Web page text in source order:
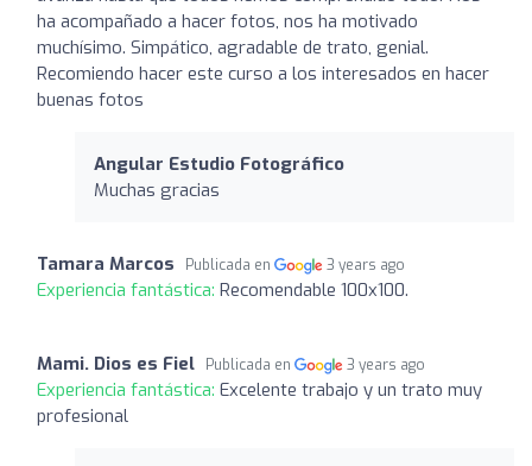
ha acompañado a hacer fotos, nos ha motivado
muchísimo. Simpático, agradable de trato, genial.
Recomiendo hacer este curso a los interesados en hacer
buenas fotos
Angular Estudio Fotográfico
Muchas gracias
Tamara Marcos Publicada en 3 years ago
Experiencia fantástica: Recomendable 100x100.
Mami. Dios es Fiel Publicada en 3 years ago
Experiencia fantástica: Excelente trabajo y un trato muy
profesional